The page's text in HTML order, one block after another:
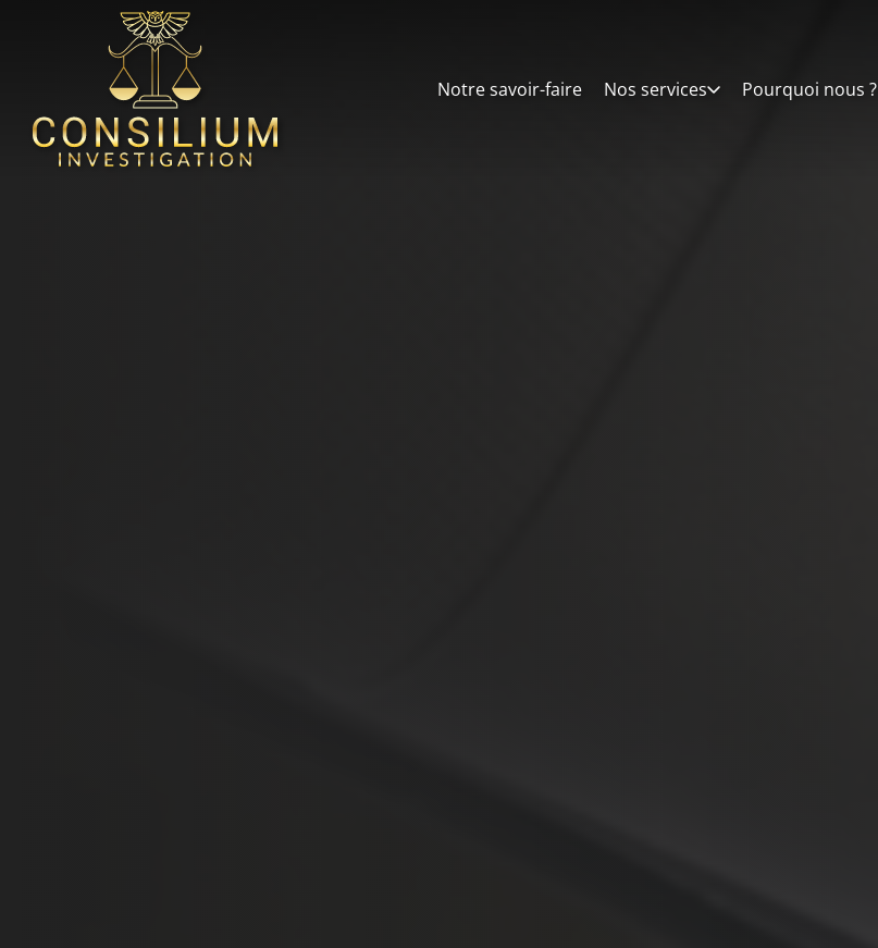
Notre savoir-faire Nos services Pourquoi nous ?